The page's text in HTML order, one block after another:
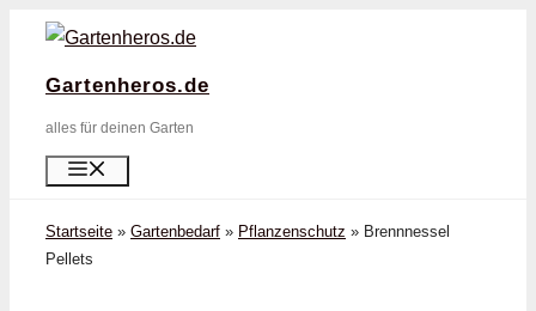
Zum
springen
Gartenheros.de
alles für deinen Garten
Startseite » Gartenbedarf » Pflanzenschutz » Brennnessel
Pellets